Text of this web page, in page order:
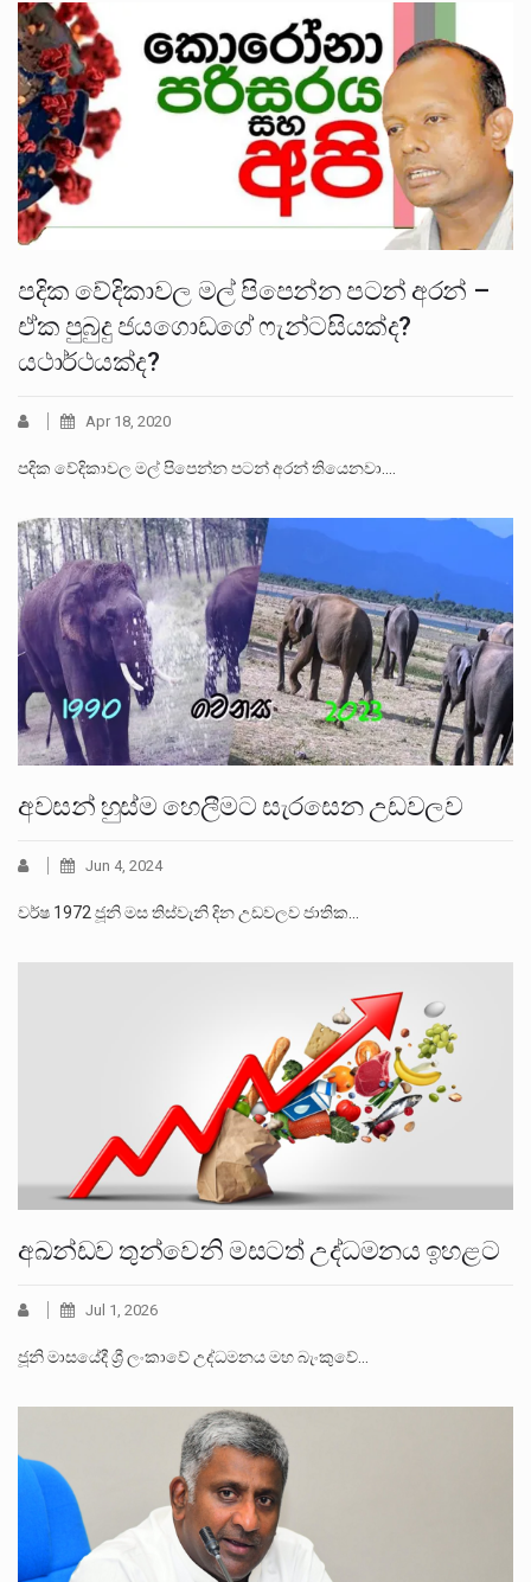
පදික වේදිකාවල මල් පිපෙන්න පටන් අරන් –
ඒක පුබුදු ජයගොඩගේ ෆැන්ටසියක්ද?
යථාර්ථයක්ද?
Apr 18, 2020
පදික වේදිකාවල මල් පිපෙන්න පටන් අරන් තියෙනවා.…
අවසන් හුස්ම හෙලීමට සැරසෙන උඩවලව
Jun 4, 2024
වර්ෂ 1972 ජූනි මස තිස්වැනි දින උඩවලව ජාතික…
අඛන්ඩව තුන්වෙනි මසටත් උද්ධමනය ඉහළට
Jul 1, 2026
ජූනි මාසයේදී ශ්‍රී ලංකාවේ උද්ධමනය මහ බැංකුවේ…